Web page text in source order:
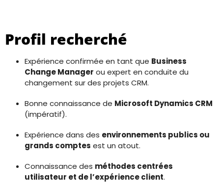
Profil recherché
Expérience confirmée en tant que Business
Change Manager ou expert en conduite du
changement sur des projets CRM.
Bonne connaissance de Microsoft Dynamics CRM
(impératif).
Expérience dans des environnements publics ou
grands comptes est un atout.
Connaissance des méthodes centrées
utilisateur et de l’expérience client.